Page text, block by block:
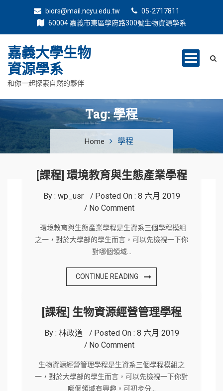
biors@mail.ncyu.edu.tw
05-2717811
60004 嘉義市東區學府路300號生物資源學系
嘉義大學生物
資源學系
和你一起探索自然的夥伴
Tag:學程
Home 學程
[課程] 環境教育與生態產業學程
By : wp_usr Posted On : 8 六月 2019
No Comment
環境教育與生態產業學程是生資系三個學程模組
之一，對於大學部的學生而言，可以先檢視一下你
對哪個領域…
CONTINUE READING
[課程] 生物資源經營管理學程
By : 林政道 Posted On : 8 六月 2019
No Comment
生物資源經營管理學程是生資系三個學程模組之
一，對於大學部的學生而言，可以先檢視一下你對
哪個領域有興趣。可初步分…